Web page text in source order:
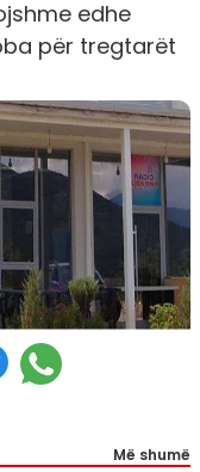
edhe
për tregtarët
Më shumë